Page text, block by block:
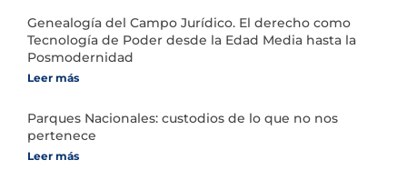
Genealogía del Campo Jurídico. El derecho como
Tecnología de Poder desde la Edad Media hasta la
Posmodernidad
Leer más
Parques Nacionales: custodios de lo que no nos
pertenece
Leer más